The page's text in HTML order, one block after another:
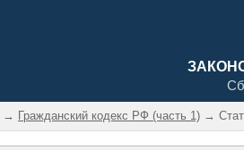
→ Гражданский кодекс РФ (часть 1) →